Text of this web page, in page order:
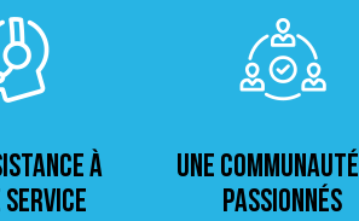
à
Une
passionnés